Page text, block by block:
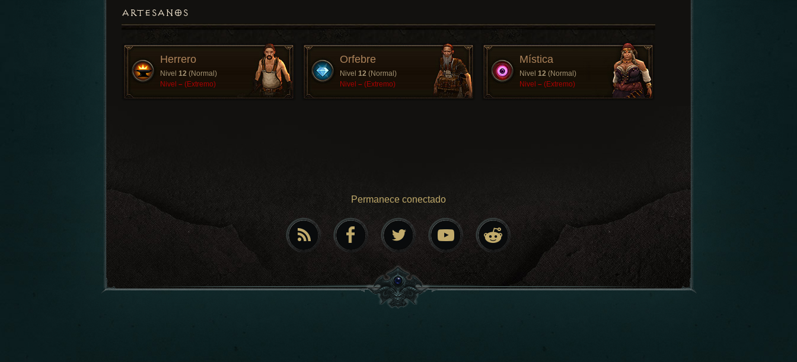
ARTESANOS
Herrero
Nivel 12 (Normal)
Nivel – (Extremo)
Orfebre
Nivel 12 (Normal)
Nivel – (Extremo)
Mística
Nivel 12 (Normal)
Nivel – (Extremo)
Permanece conectado